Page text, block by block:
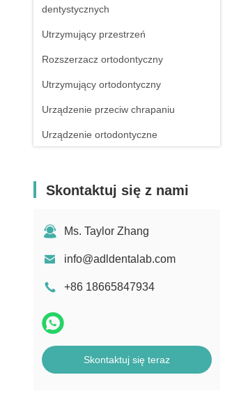
dentystycznych
Utrzymujący przestrzeń
Rozszerzacz ortodontyczny
Utrzymujący ortodontyczny
Urządzenie przeciw chrapaniu
Urządzenie ortodontyczne
Skontaktuj się z nami
Ms. Taylor Zhang
info@adldentalab.com
+86 18665847934
Skontaktuj się teraz